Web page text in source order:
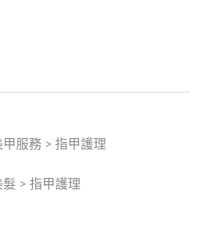
甲服務 > 指甲護理
髮 > 指甲護理